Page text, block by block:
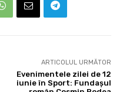
ARTICOLUL URMĂTOR
Evenimentele zilei de 12
iunie în Sport: Fundașul